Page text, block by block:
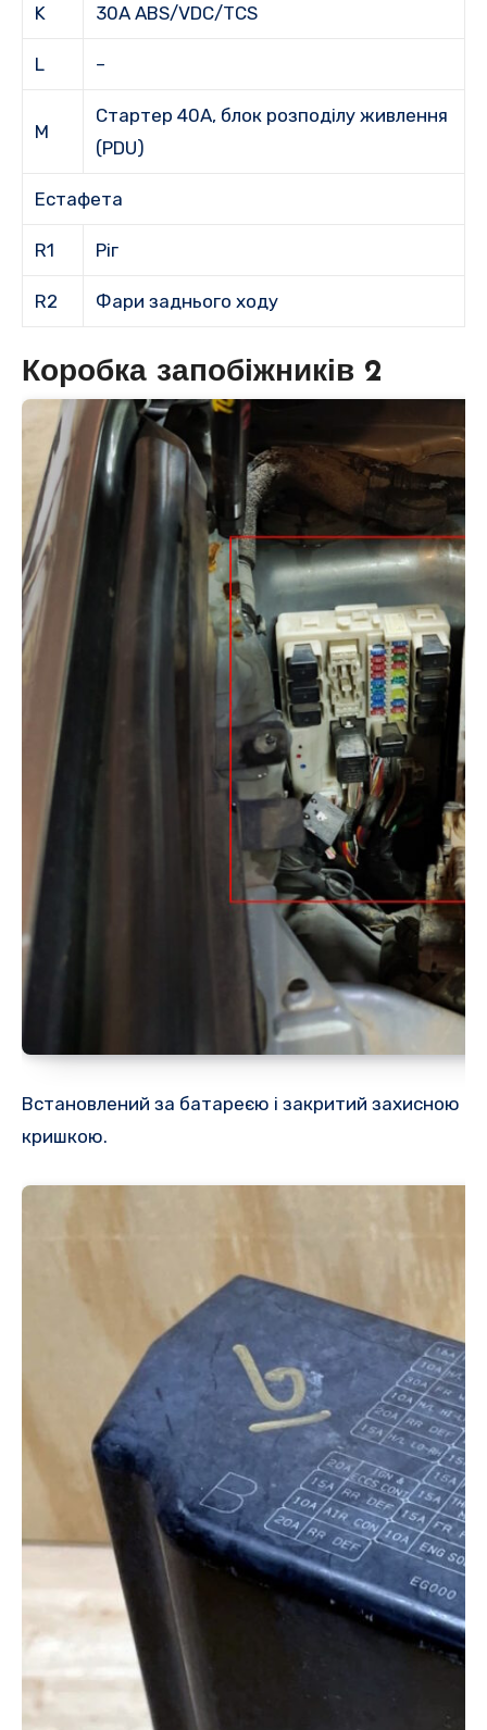
K 30A ABS/VDC/TCS
L –
M
Стартер 40A, блок розподілу живлення
(PDU)
Естафета
R1 Ріг
R2 Фари заднього ходу
Коробка запобіжників 2
Встановлений за батареєю і закритий захисною
кришкою.